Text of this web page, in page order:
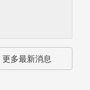
更多最新消息